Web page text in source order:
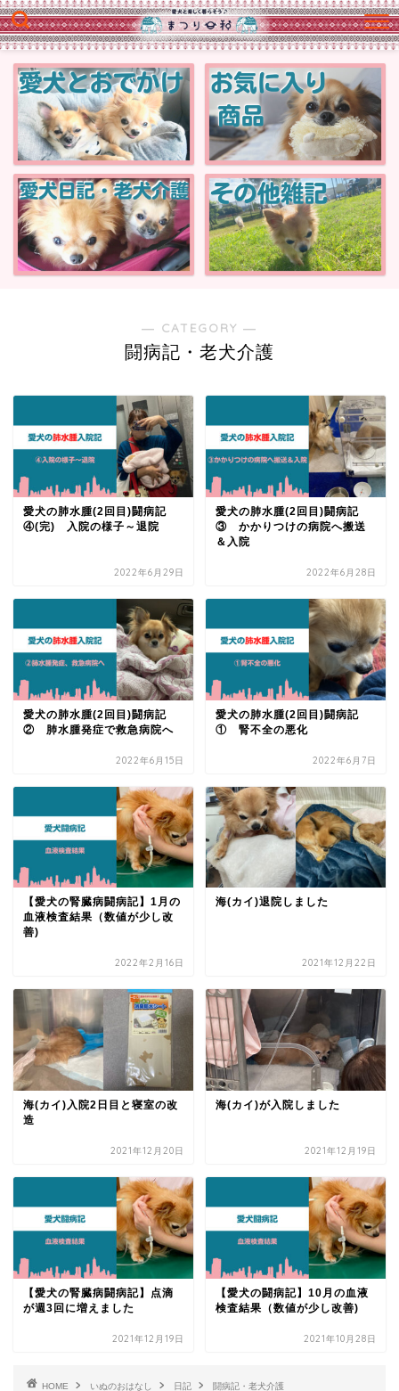
― CATEGORY ―
闘病記・老犬介護
愛犬の肺水腫(2回目)闘病記
④(完) 入院の様子～退院
2022年6月29日
愛犬の肺水腫(2回目)闘病記
③ かかりつけの病院へ搬送
＆入院
2022年6月28日
愛犬の肺水腫(2回目)闘病記
② 肺水腫発症で救急病院へ
2022年6月15日
愛犬の肺水腫(2回目)闘病記
① 腎不全の悪化
2022年6月7日
【愛犬の腎臓病闘病記】1月の
血液検査結果（数値が少し改
善)
2022年2月16日
海(カイ)退院しました
2021年12月22日
海(カイ)入院2日目と寝室の改
造
2021年12月20日
海(カイ)が入院しました
2021年12月19日
【愛犬の腎臓病闘病記】点滴
が週3回に増えました
2021年12月19日
【愛犬の闘病記】10月の血液
検査結果（数値が少し改善)
2021年10月28日
HOME いぬのおはなし 日記 闘病記・老犬介護